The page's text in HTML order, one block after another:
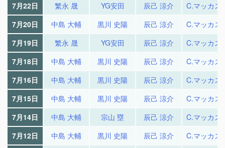
7月22日
繁永 晟 YG安田 辰己 涼介
C.マッカス
7月20日
中島 大輔 黒川 史陽 辰己 涼介
C.マッカス
7月19日
繁永 晟 YG安田 辰己 涼介
C.マッカス
7月18日
中島 大輔 黒川 史陽 辰己 涼介
C.マッカス
7月16日
中島 大輔 黒川 史陽 辰己 涼介
C.マッカス
7月15日
中島 大輔 黒川 史陽 辰己 涼介
C.マッカス
7月14日
中島 大輔 宗山 塁 辰己 涼介
C.マッカス
7月12日
中島 大輔 黒川 史陽 辰己 涼介
C.マッカス